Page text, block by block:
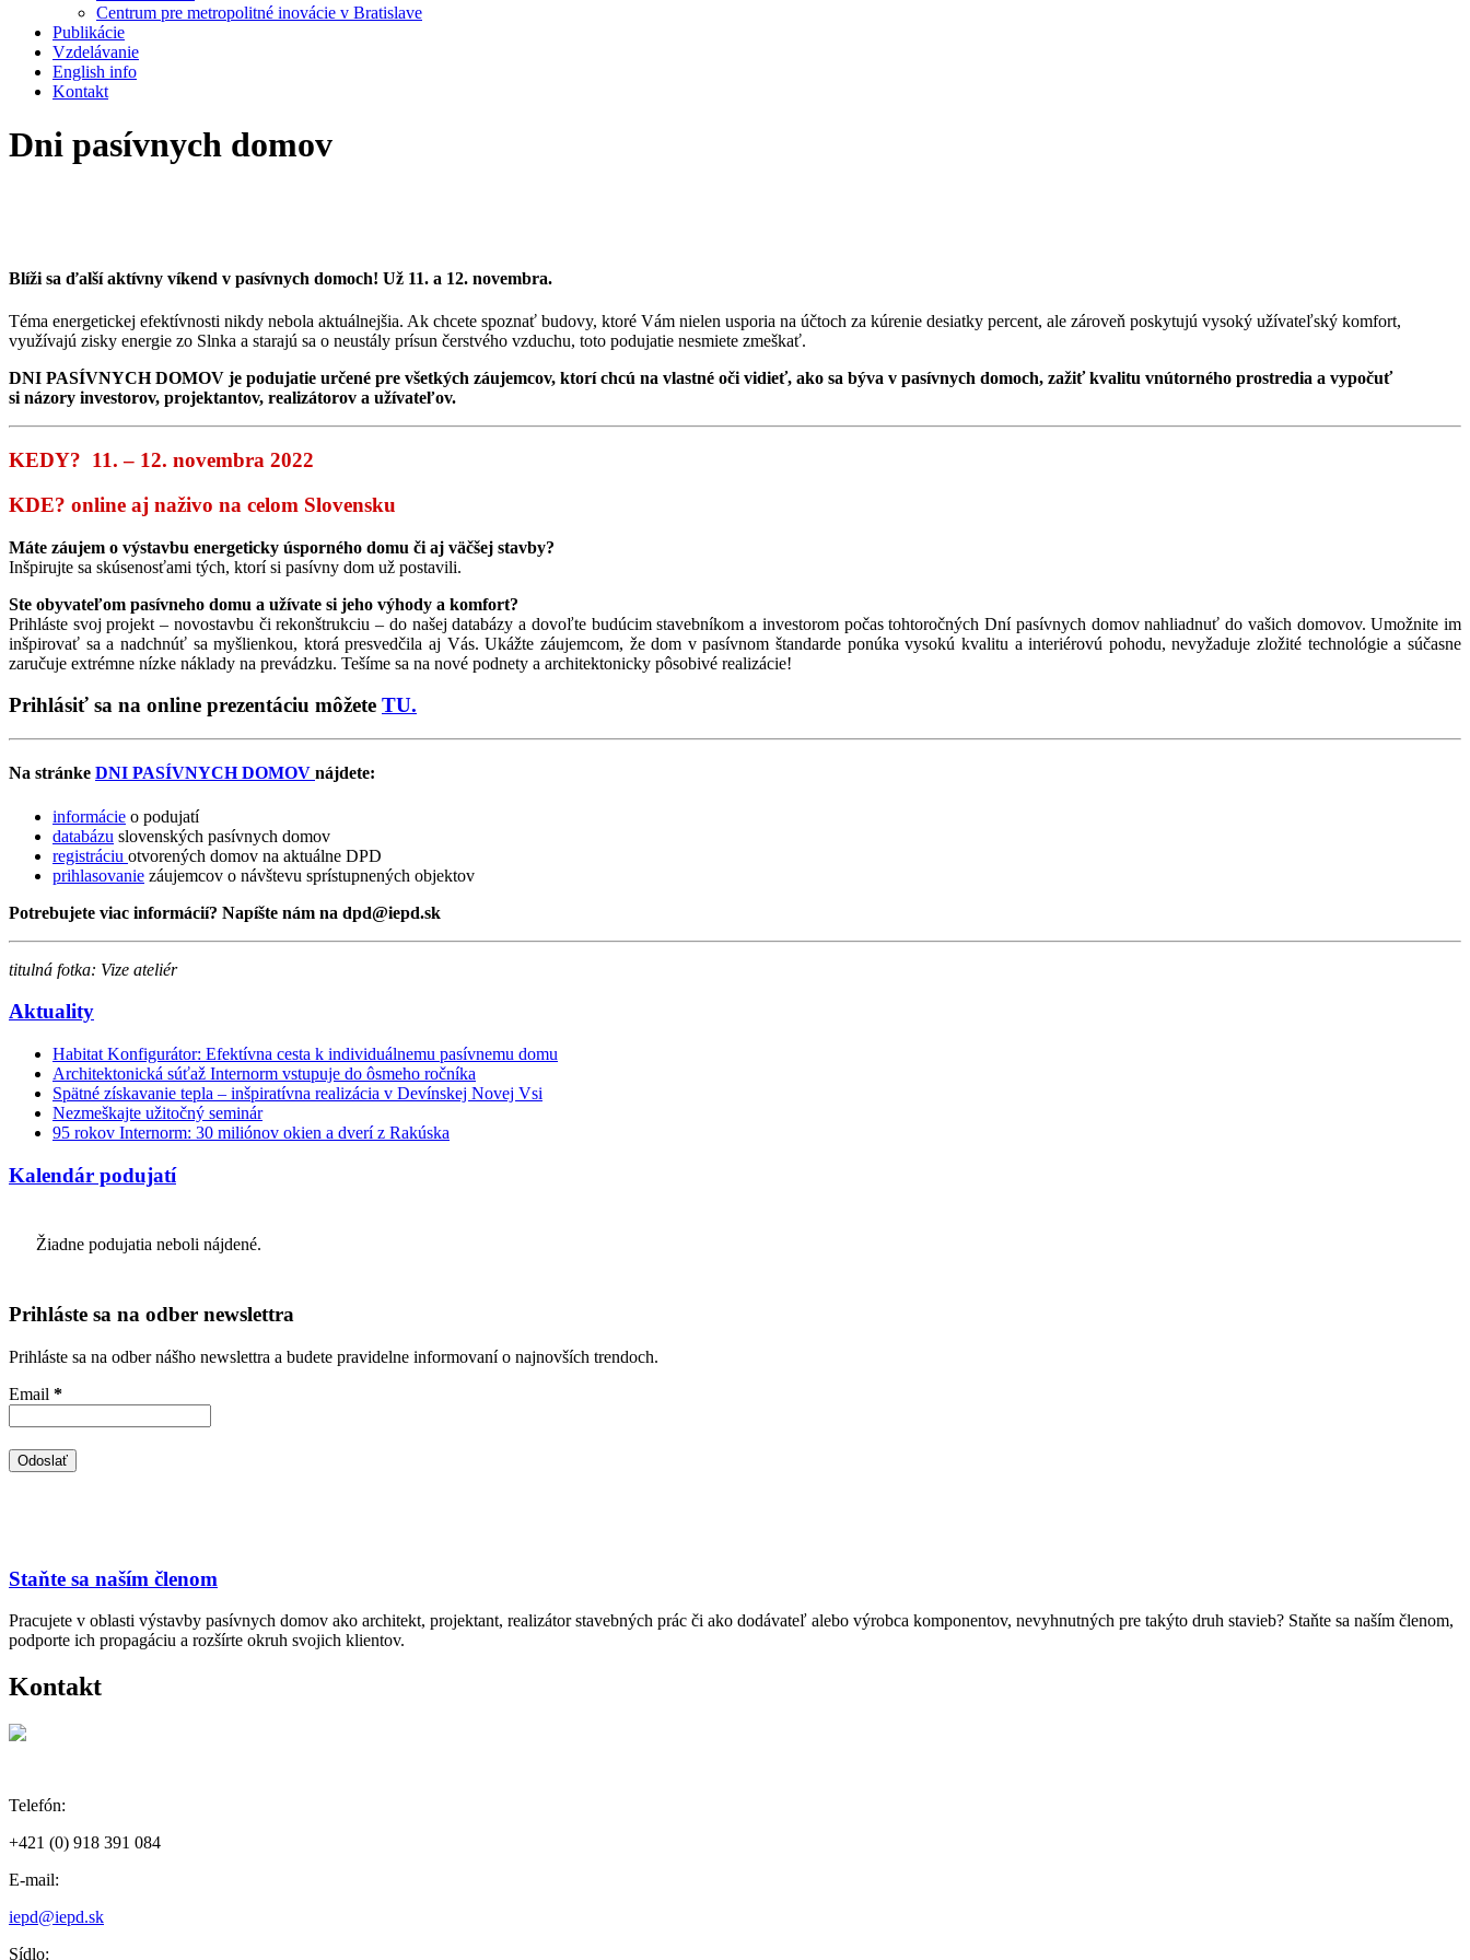
Centrum pre metropolitné inovácie v Bratislave
Publikácie
Vzdelávanie
English info
Kontakt
Dni pasívnych domov
Blíži sa ďalší aktívny víkend v pasívnych domoch! Už 11. a 12. novembra.
Téma energetickej efektívnosti nikdy nebola aktuálnejšia. Ak chcete spoznať budovy, ktoré Vám nielen usporia na účtoch za kúrenie desiatky percent, ale zároveň poskytujú vysoký užívateľský komfort,
využívajú zisky energie zo Slnka a starajú sa o neustály prísun čerstvého vzduchu, toto podujatie nesmiete zmeškať.
DNI PASÍVNYCH DOMOV je podujatie určené pre všetkých záujemcov, ktorí chcú na vlastné oči vidieť, ako sa býva v pasívnych domoch, zažiť kvalitu vnútorného prostredia a vypočuť
si názory investorov, projektantov, realizátorov a užívateľov.
KEDY? 11. – 12. novembra 2022
KDE? online aj naživo na celom Slovensku
Máte záujem o výstavbu energeticky úsporného domu či aj väčšej stavby?
Inšpirujte sa skúsenosťami tých, ktorí si pasívny dom už postavili.
Ste obyvateľom pasívneho domu a užívate si jeho výhody a komfort?
Prihláste svoj projekt – novostavbu či rekonštrukciu – do našej databázy a dovoľte budúcim stavebníkom a investorom počas tohtoročných Dní pasívnych domov nahliadnuť do vašich domovov. Umožnite im
inšpirovať sa a nadchnúť sa myšlienkou, ktorá presvedčila aj Vás. Ukážte záujemcom, že dom v pasívnom štandarde ponúka vysokú kvalitu a interiérovú pohodu, nevyžaduje zložité technológie a súčasne
zaručuje extrémne nízke náklady na prevádzku. Tešíme sa na nové podnety a architektonicky pôsobivé realizácie!
Prihlásiť sa na online prezentáciu môžete TU.
Na stránke DNI PASÍVNYCH DOMOV nájdete:
informácie o podujatí
databázu slovenských pasívnych domov
registráciu otvorených domov na aktuálne DPD
prihlasovanie záujemcov o návštevu sprístupnených objektov
Potrebujete viac informácií? Napíšte nám na dpd@iepd.sk
titulná fotka: Vize ateliér
Aktuality
Habitat Konfigurátor: Efektívna cesta k individuálnemu pasívnemu domu
Architektonická súťaž Internorm vstupuje do ôsmeho ročníka
Spätné získavanie tepla – inšpiratívna realizácia v Devínskej Novej Vsi
Nezmeškajte užitočný seminár
95 rokov Internorm: 30 miliónov okien a dverí z Rakúska
Kalendár podujatí
Žiadne podujatia neboli nájdené.
Prihláste sa na odber newslettra
Prihláste sa na odber nášho newslettra a budete pravidelne informovaní o najnovších trendoch.
Email *
Staňte sa naším členom
Pracujete v oblasti výstavby pasívnych domov ako architekt, projektant, realizátor stavebných prác či ako dodávateľ alebo výrobca komponentov, nevyhnutných pre takýto druh stavieb? Staňte sa naším členom,
podporte ich propagáciu a rozšírte okruh svojich klientov.
Kontakt
Telefón:
+421 (0) 918 391 084
E-mail:
iepd@iepd.sk
Sídlo: